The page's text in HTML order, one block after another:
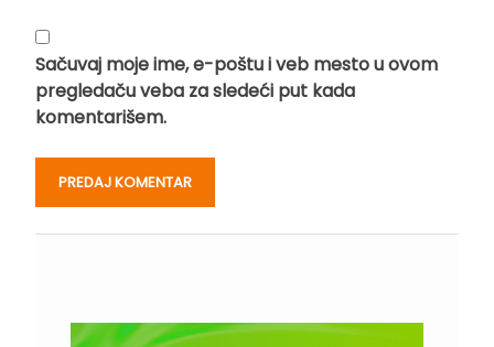
Sačuvaj moje ime, e-poštu i veb mesto u ovom
pregledaču veba za sledeći put kada
komentarišem.